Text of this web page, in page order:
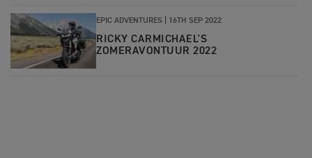
EPIC ADVENTURES | 16TH SEP 2022
RICKY CARMICHAEL'S
ZOMERAVONTUUR 2022